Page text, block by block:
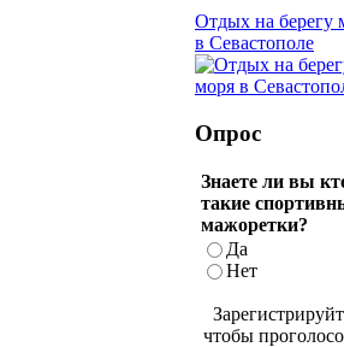
Отдых на берегу
в Севастополе
Опрос
Знаете ли вы
такие
мажоретки?
Да
Нет
чтобы